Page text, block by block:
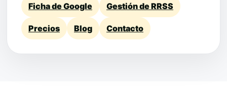
Ficha de Google Gestión de RRSS
Precios Blog Contacto